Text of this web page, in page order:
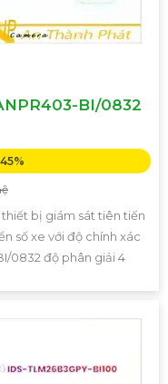
BI/0832
bị giám sát tiên tiến
số xe với độ chính xác
0832 độ phân giải 4